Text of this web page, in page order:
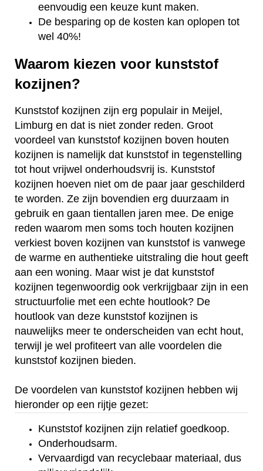
eenvoudig een keuze kunt maken.
De besparing op de kosten kan oplopen tot
wel 40%!
Waarom kiezen voor kunststof
kozijnen?
Kunststof kozijnen zijn erg populair in Meijel,
Limburg en dat is niet zonder reden. Groot
voordeel van kunststof kozijnen boven houten
kozijnen is namelijk dat kunststof in tegenstelling
tot hout vrijwel onderhoudsvrij is. Kunststof
kozijnen hoeven niet om de paar jaar geschilderd
te worden. Ze zijn bovendien erg duurzaam in
gebruik en gaan tientallen jaren mee. De enige
reden waarom men soms toch houten kozijnen
verkiest boven kozijnen van kunststof is vanwege
de warme en authentieke uitstraling die hout geeft
aan een woning. Maar wist je dat kunststof
kozijnen tegenwoordig ook verkrijgbaar zijn in een
structuurfolie met een echte houtlook? De
houtlook van deze kunststof kozijnen is
nauwelijks meer te onderscheiden van echt hout,
terwijl je wel profiteert van alle voordelen die
kunststof kozijnen bieden.
De voordelen van kunststof kozijnen hebben wij
hieronder op een rijtje gezet:
Kunststof kozijnen zijn relatief goedkoop.
Onderhoudsarm.
Vervaardigd van recyclebaar materiaal, dus